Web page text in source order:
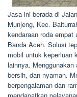
Jasa ini berada di
Munjeng, Kec.
kendaraan roda
Banda Aceh. Solusi
mobil untuk keperluan
lainnya.
bersih, dan nyaman.
berpengalaman dan
mendapatkan